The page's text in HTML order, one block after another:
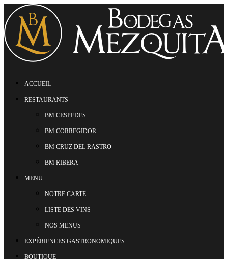
ACCUEIL
RESTAURANTS
BM CESPEDES
BM CORREGIDOR
BM CRUZ DEL RASTRO
BM RIBERA
MENU
NOTRE CARTE
LISTE DES VINS
NOS MENUS
EXPÉRIENCES GASTRONOMIQUES
BOUTIQUE